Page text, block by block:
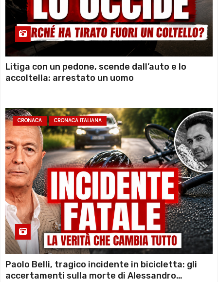
Litiga con un pedone, scende dall’auto e lo
accoltella: arrestato un uomo
CRONACA CRONACA ITALIANA
Paolo Belli, tragico incidente in bicicletta: gli
accertamenti sulla morte di Alessandro